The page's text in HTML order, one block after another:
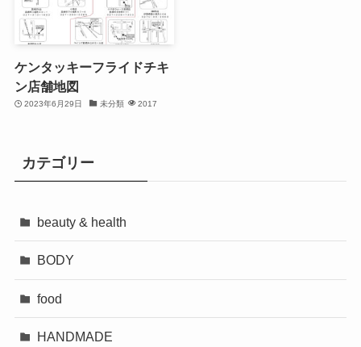
ケンタッキーフライドチキ
ン店舗地図
2023年6月29日 未分類 2017
カテゴリー
beauty & health
BODY
food
HANDMADE